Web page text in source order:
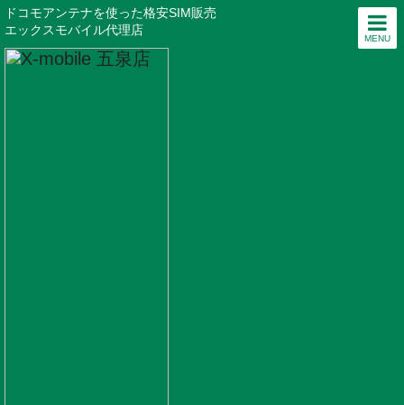
MENU
ドコモアンテナを使った格安SIM販売
エックスモバイル代理店